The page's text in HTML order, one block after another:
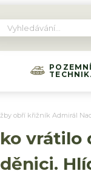
POZEMNÍ
obří křižník Admirál